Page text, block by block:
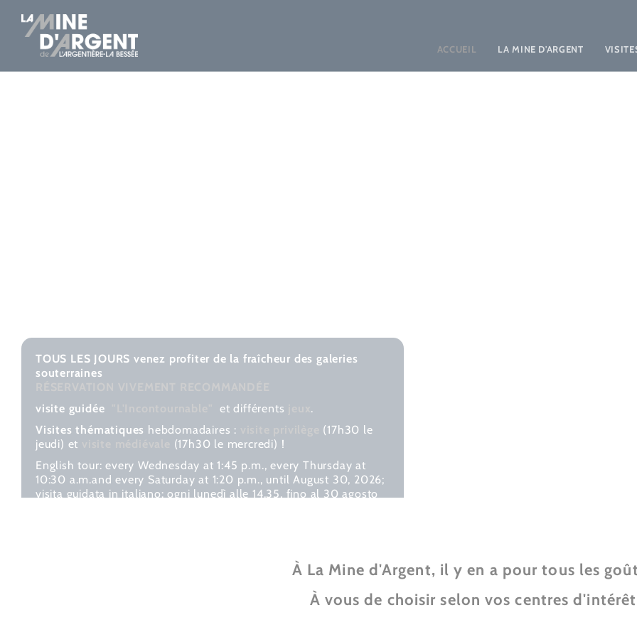
ACCUEIL LA MINE D'ARGENT
TOUS LES JOURS venez profiter de la fraîcheur des galeries
souterraines
visite guidée
et différents
.
Visites thématiques hebdomadaires :
(17h30 le
jeudi) et
(17h30 le mercredi) !
English tour: every Wednesday at 1:45 p.m., every Thursday at
10:30 a.m.and every Saturday at 1:20 p.m., until August 30, 2026;
visita guidata in italiano: ogni lunedì alle 14.35, fino al 30 agosto
À La Mine d'Argent, il y en a pour tous les
À vous de choisir selon vos centres